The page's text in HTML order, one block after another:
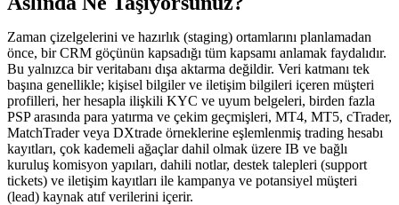
Zaman çizelgelerini ve hazırlık (staging) ortamlarını planlamadan
önce, bir CRM göçünün kapsadığı tüm kapsamı anlamak faydalıdır.
Bu yalnızca bir veritabanı dışa aktarma değildir. Veri katmanı tek
başına genellikle; kişisel bilgiler ve iletişim bilgileri içeren müşteri
profilleri, her hesapla ilişkili KYC ve uyum belgeleri, birden fazla
PSP arasında para yatırma ve çekim geçmişleri, MT4, MT5, cTrader,
MatchTrader veya DXtrade örneklerine eşlemlenmiş trading hesabı
kayıtları, çok kademeli ağaçlar dahil olmak üzere IB ve bağlı
kuruluş komisyon yapıları, dahili notlar, destek talepleri (support
tickets) ve iletişim kayıtları ile kampanya ve potansiyel müşteri
(lead) kaynak atıf verilerini içerir.